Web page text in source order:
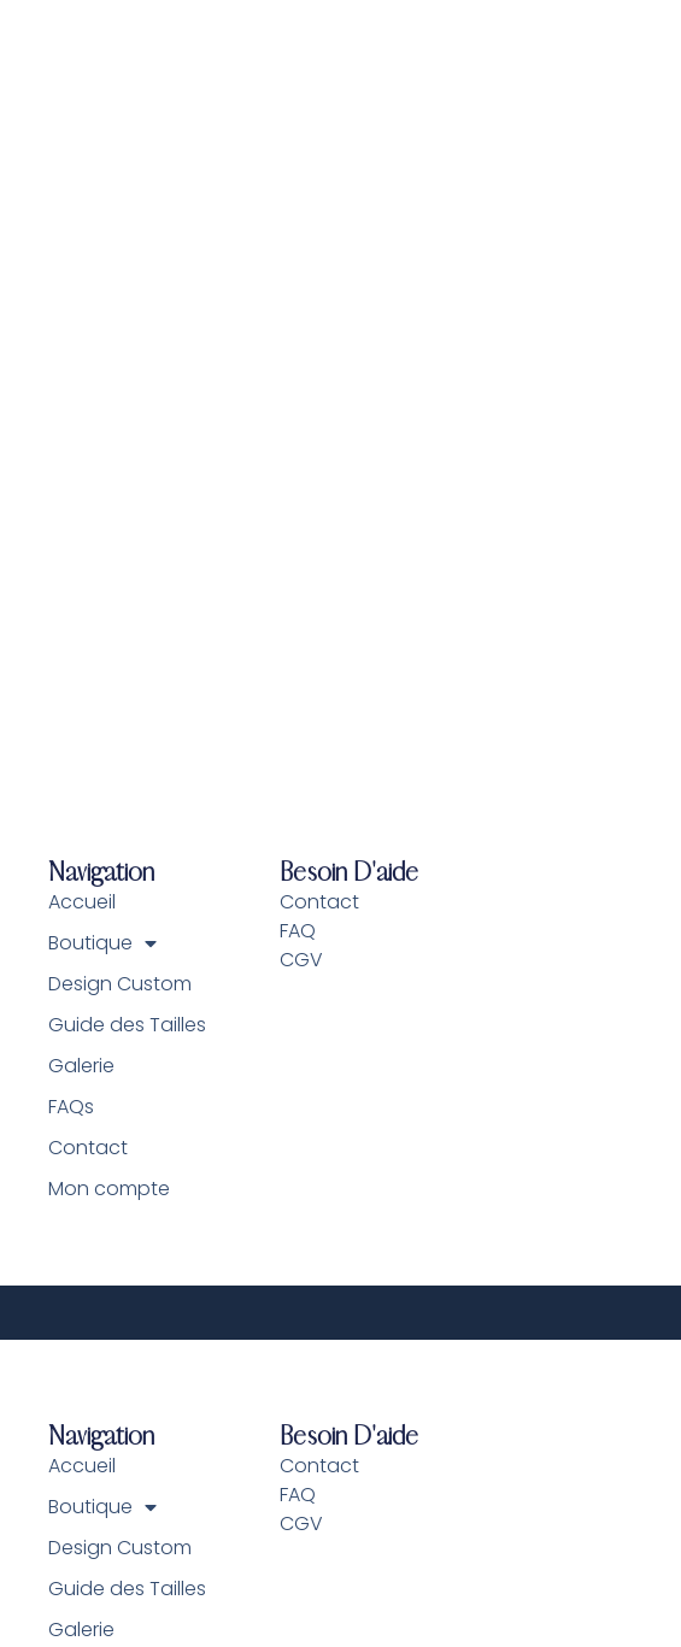
Navigation
Accueil
Boutique
Design Custom
Guide des Tailles
Galerie
FAQs
Contact
Mon compte
Besoin D'aide
Contact
FAQ
CGV
Navigation
Accueil
Boutique
Design Custom
Guide des Tailles
Galerie
Besoin D'aide
Contact
FAQ
CGV